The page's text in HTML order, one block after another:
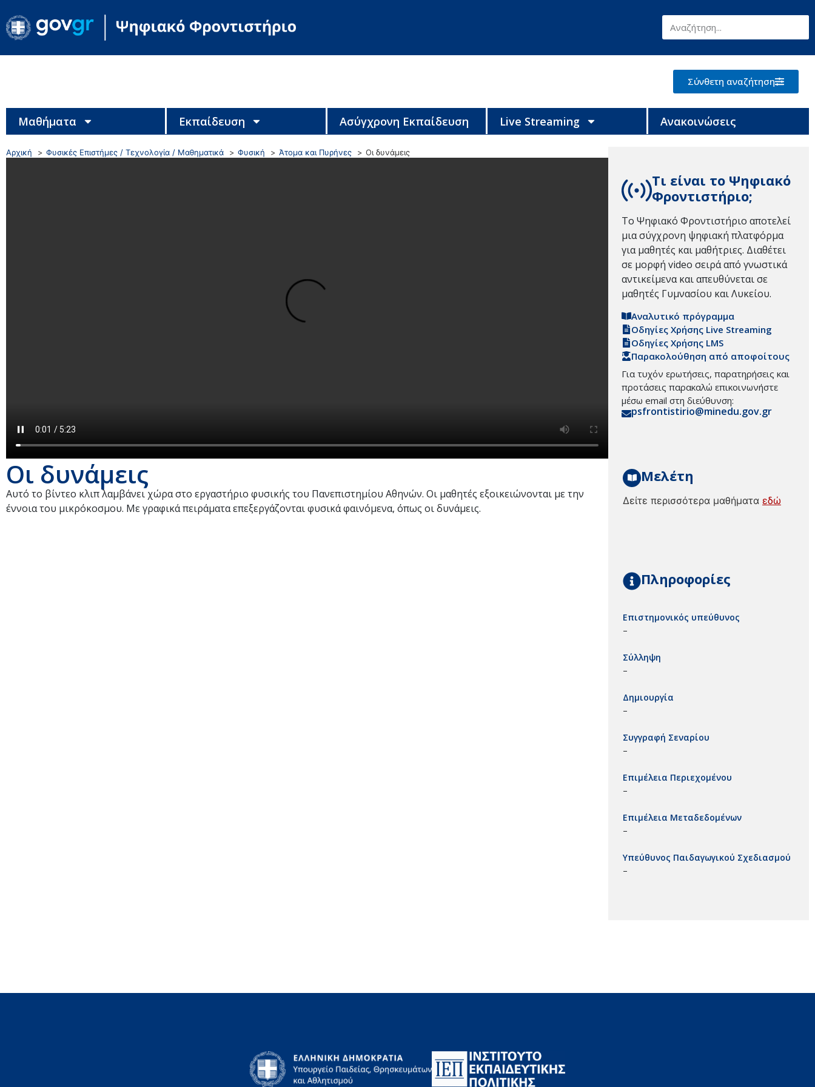
Σύνθετη αναζήτηση
Μαθήματα Εκπαίδευση Ασύγχρονη Εκπαίδευση Live Streaming Ανακοινώσεις
Αρχική Φυσικές Επιστήμες / Τεχνολογία / Μαθηματικά Φυσική Άτομα και Πυρήνες Οι δυνάμεις
Οι δυνάμεις
Αυτό το βίντεο κλιπ λαμβάνει χώρα στο εργαστήριο φυσικής του Πανεπιστημίου Αθηνών. Οι μαθητές εξοικειώνονται με την
έννοια του μικρόκοσμου. Με γραφικά πειράματα επεξεργάζονται φυσικά φαινόμενα, όπως οι δυνάμεις.
Τι είναι το Ψηφιακό
Φροντιστήριο;
Το Ψηφιακό Φροντιστήριο αποτελεί
μια σύγχρονη ψηφιακή πλατφόρμα
για μαθητές και μαθήτριες. Διαθέτει
σε μορφή video σειρά από γνωστικά
αντικείμενα και απευθύνεται σε
μαθητές Γυμνασίου και Λυκείου.
Αναλυτικό πρόγραμμα
Οδηγίες Χρήσης Live Streaming
Οδηγίες Χρήσης LMS
Παρακολούθηση από αποφοίτους
Για τυχόν ερωτήσεις, παρατηρήσεις και
προτάσεις παρακαλώ επικοινωνήστε
μέσω email στη διεύθυνση:
psfrontistirio@minedu.gov.gr
Μελέτη
Δείτε περισσότερα μαθήματα εδώ
Πληροφορίες
Επιστημονικός υπεύθυνος
–
Σύλληψη
–
Δημιουργία
–
Συγγραφή Σεναρίου
–
Επιμέλεια Περιεχομένου
–
Επιμέλεια Μεταδεδομένων
–
Υπεύθυνος Παιδαγωγικού Σχεδιασμού
–